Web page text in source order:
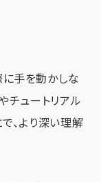
手を動かしな
チュートリアル
、より深い理解